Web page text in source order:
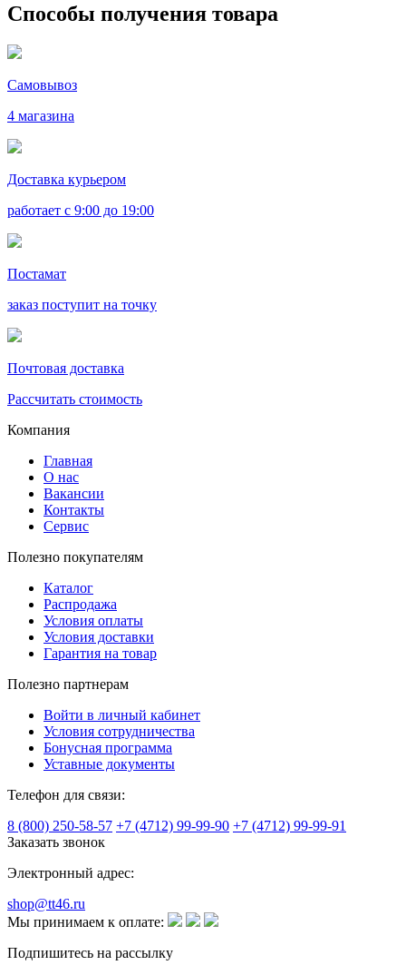
Способы получения товара
Самовывоз
4 магазина
Доставка курьером
работает с 9:00 до 19:00
Постамат
заказ поступит на точку
Почтовая доставка
Рассчитать стоимость
Компания
Главная
О нас
Вакансии
Контакты
Сервис
Полезно покупателям
Каталог
Распродажа
Условия оплаты
Условия доставки
Гарантия на товар
Полезно партнерам
Войти в личный кабинет
Условия сотрудничества
Бонусная программа
Уставные документы
Телефон для связи:
8 (800) 250-58-57 +7 (4712) 99-99-90 +7 (4712) 99-99-91
Заказать звонок
Электронный адрес:
shop@tt46.ru
Мы принимаем к оплате:
Подпишитесь на рассылку